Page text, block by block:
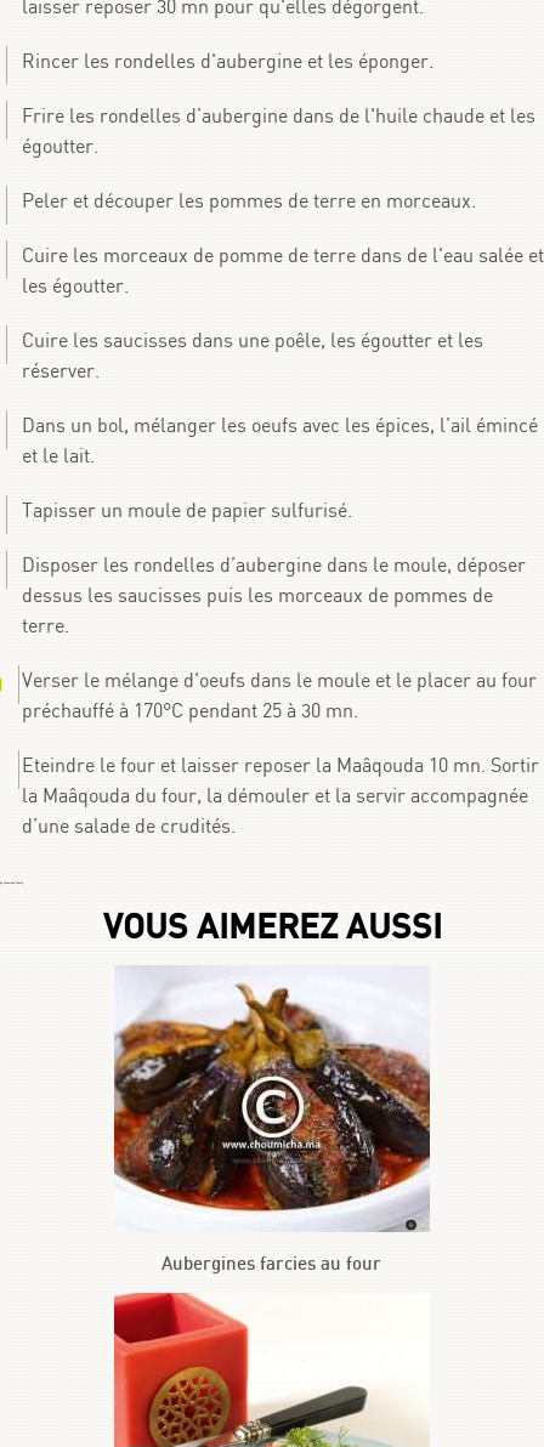
laisser reposer 30 mn pour qu'elles dégorgent.
Rincer les rondelles d'aubergine et les éponger.
Frire les rondelles d’aubergine dans de l'huile chaude et les
égoutter.
Peler et découper les pommes de terre en morceaux.
Cuire les morceaux de pomme de terre dans de l'eau salée et
les égoutter.
Cuire les saucisses dans une poêle, les égoutter et les
réserver.
Dans un bol, mélanger les oeufs avec les épices, l’ail émincé
et le lait.
Tapisser un moule de papier sulfurisé.
Disposer les rondelles d’aubergine dans le moule, déposer
dessus les saucisses puis les morceaux de pommes de
terre.
Verser le mélange d'oeufs dans le moule et le placer au four
préchauffé à 170°C pendant 25 à 30 mn.
Eteindre le four et laisser reposer la Maâqouda 10 mn. Sortir
la Maâqouda du four, la démouler et la servir accompagnée
d’une salade de crudités.
VOUS AIMEREZ AUSSI
Aubergines farcies au four